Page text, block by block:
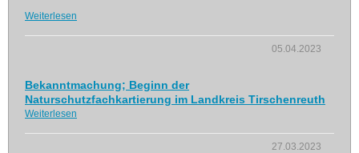
Weiterlesen
05.04.2023
Bekanntmachung; Beginn der
Naturschutzfachkartierung im Landkreis Tirschenreuth
Weiterlesen
27.03.2023